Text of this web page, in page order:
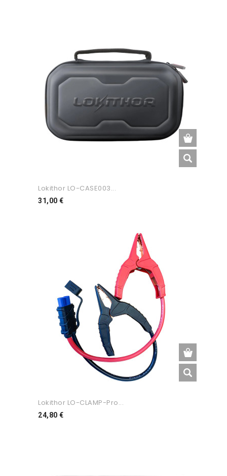
Lokithor LO-CASE003...
31,00 €Preço
Lokithor LO-CLAMP-Pro...
24,80 €Preço